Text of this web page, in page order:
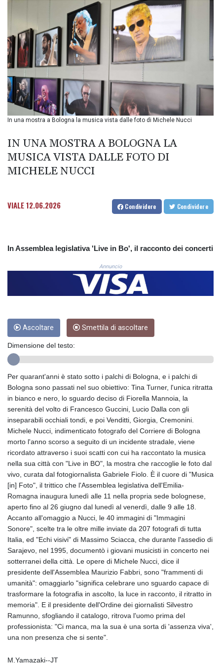
BND 1.477175
BOB 13.933413
BRL 5.903372
BSD 1.151975
BTN 109.6322
BWP 15.580254
BYN 3.410707
22584.277216
BZD 2.316825
CAD 1.614833
CDF
CHF 0.93644
CLF 0.026727
CNH 7.777391
COP 3641.26532
CVE 110.789694
CZK 24.243646
DJF 204.779294
DKK 7.474936
DOP 67.163917
EGP 57.257824
ERN 17.283886
ETB 185.933939
GEL 3.013175
GIP 0.85592
GMD 85.266887
GNF
GYD 241.004293
HNL 30.876033
HRK 7.53416
HTG 150.622097
HUF 365.116225
20639.263954
ILS 3.465652
INR 109.826937
1510.035474
1584183.343658
In una mostra a Bologna la musica vista dalle foto di Michele Nucci
IN UNA MOSTRA A BOLOGNA LA
MUSICA VISTA DALLE FOTO DI
MICHELE NUCCI
VIALE12.06.2026 Condividere Condividere
In Assemblea legislativa 'Live in Bo', il racconto dei concerti
Annuncio
Ascoltare Smettila di ascoltare
Dimensione del testo:
Per quarant'anni è stato sotto i palchi di Bologna, e i palchi di
Bologna sono passati nel suo obiettivo: Tina Turner, l'unica ritratta
in bianco e nero, lo sguardo deciso di Fiorella Mannoia, la
serenità del volto di Francesco Guccini, Lucio Dalla con gli
inseparabili occhiali tondi, e poi Venditti, Giorgia, Cremonini.
Michele Nucci, indimenticato fotografo del Corriere di Bologna
morto l'anno scorso a seguito di un incidente stradale, viene
ricordato attraverso i suoi scatti con cui ha raccontato la musica
nella sua città con "Live in BO", la mostra che raccoglie le foto dal
vivo, curata dal fotogiornalista Gabriele Fiolo. È il cuore di "Musica
[in] Foto", il trittico che l'Assemblea legislativa dell'Emilia-
Romagna inaugura lunedì alle 11 nella propria sede bolognese,
aperto fino al 26 giugno dal lunedì al venerdì, dalle 9 alle 18.
Accanto all'omaggio a Nucci, le 40 immagini di "Immagini
Sonore", scelte tra le oltre mille inviate da 207 fotografi di tutta
Italia, ed "Echi visivi" di Massimo Sciacca, che durante l'assedio di
Sarajevo, nel 1995, documentò i giovani musicisti in concerto nei
sotterranei della città. Le opere di Michele Nucci, dice il
presidente dell'Assemblea Maurizio Fabbri, sono "frammenti di
umanità": omaggiarlo "significa celebrare uno sguardo capace di
trasformare la fotografia in ascolto, la luce in racconto, il ritratto in
memoria". E il presidente dell'Ordine dei giornalisti Silvestro
Ramunno, sfogliando il catalogo, ritrova l'uomo prima del
professionista: "Ci manca, ma la sua è una sorta di 'assenza viva',
una non presenza che si sente".
M.Yamazaki--JT